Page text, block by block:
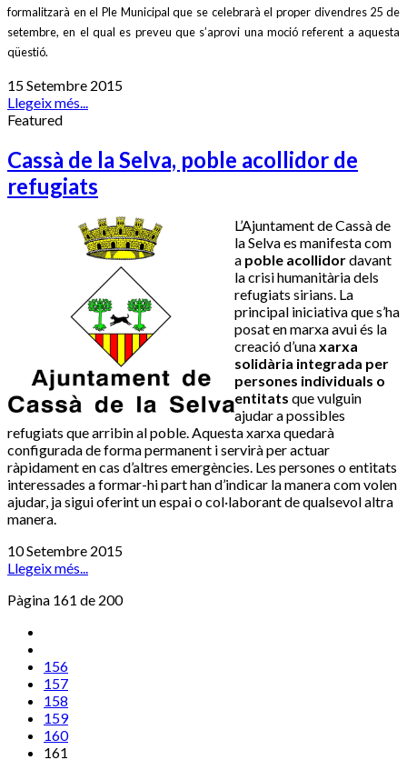
formalitzarà en el Ple Municipal que se celebrarà el proper divendres 25 de
setembre, en el qual es preveu que s’aprovi una moció referent a aquesta
qüestió.
15 Setembre 2015
Llegeix més...
Featured
Cassà de la Selva, poble acollidor de
refugiats
L’Ajuntament de Cassà de
la Selva es manifesta com
a poble acollidordavant
la crisi humanitària dels
refugiats sirians. La
principal iniciativa que s’ha
posat en marxa avui és la
creació d’unaxarxa
solidària integrada per
persones individuals o
entitats que vulguin
ajudar a possibles
refugiats que arribin al poble. Aquesta xarxa quedarà
configurada de forma permanent i servirà per actuar
ràpidament en cas d’altres emergències. Les persones o entitats
interessades a formar-hi part han d’indicar la manera com volen
ajudar, ja sigui oferint un espai o col·laborant de qualsevol altra
manera.
10 Setembre 2015
Llegeix més...
Pàgina 161 de 200
156
157
158
159
160
161